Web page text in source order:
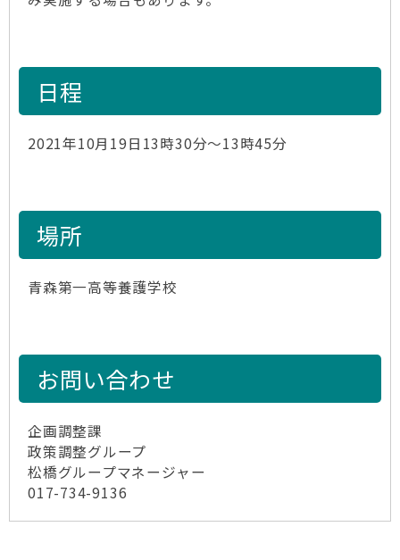
日程
2021年10月19日13時30分～13時45分
場所
青森第一高等養護学校
お問い合わせ
企画調整課
政策調整グループ
松橋グループマネージャー
017-734-9136